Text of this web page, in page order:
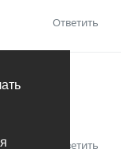
Ответить
Ответить